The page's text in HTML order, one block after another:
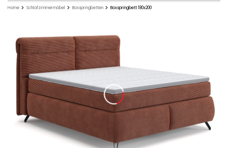
Home Schlafzimmermöbel Boxspringbetten Boxspringbett 180x200